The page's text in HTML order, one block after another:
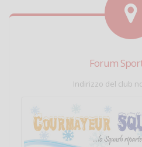
Forum
Indirizzo del club